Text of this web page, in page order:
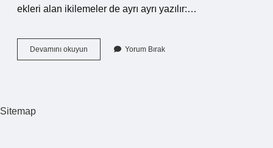
ekleri alan ikilemeler de ayrı ayrı yazılır:…
Devamını okuyun
Başına
Yorum Bırak
Sitemap